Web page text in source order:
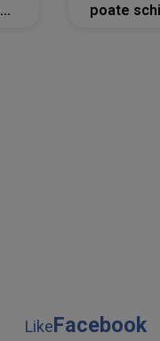
poate
LikeFacebook